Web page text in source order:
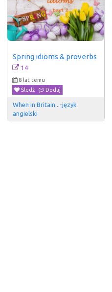
Spring idioms & proverbs
14
8 lat temu
Śledź
Dodaj
When in Britain...-język
angielski